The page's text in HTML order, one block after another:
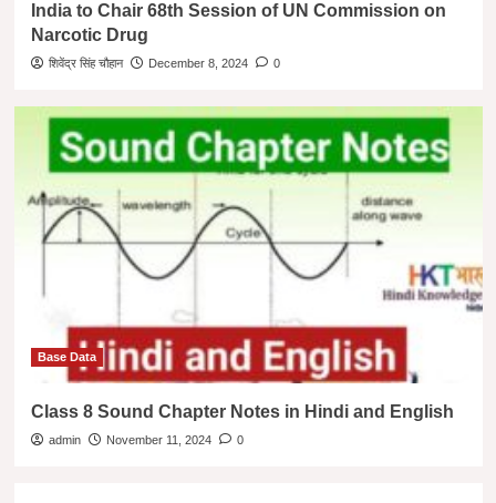
India to Chair 68th Session of UN Commission on
Narcotic Drug
शिवेंद्र सिंह चौहान December 8, 2024 0
Base Data
Class 8 Sound Chapter Notes in Hindi and English
admin November 11, 2024 0